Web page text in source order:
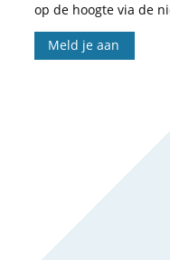
op de hoogte via de
Meld je aan